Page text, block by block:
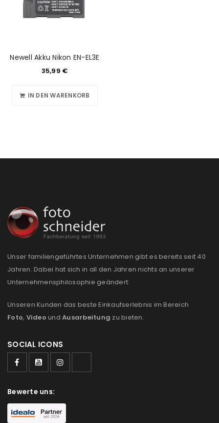
ANMELDEN
Benutzername oder E-Mail-Adresse
Newell Akku Nikon EN-EL3E
35,99 €
IN DEN WARENKORB
Unser familiengeführtes Unternehmen gibt es bereits seit 40
Jahren. Dabei hat sich in all den Jahren nichts an unserer
Unternehmensphilosophie geändert:
Unseren Kunden das beste Einkaufserlebnis im Bereich
Foto, Video und Ausarbeitung zu bieten.
SOCIAL ICONS
Bewerte uns: